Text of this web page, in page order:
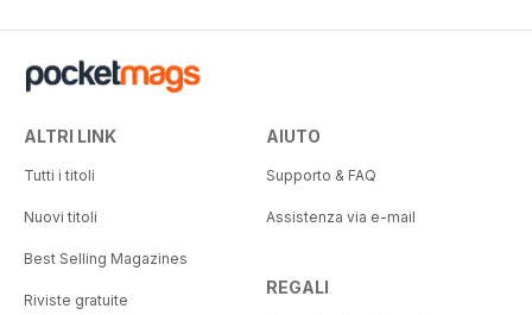
ALTRI LINK
Tutti i titoli
Nuovi titoli
Best Selling Magazines
Riviste gratuite
AIUTO
Supporto & FAQ
Assistenza via e-mail
REGALI